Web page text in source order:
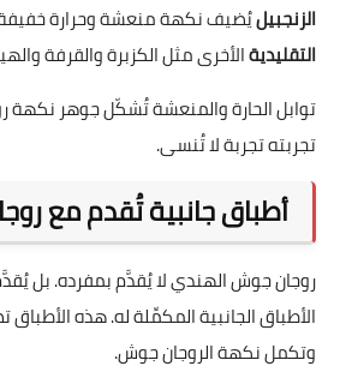
الزنجبيليُضيف نكهة منعشة وحرارة
التقليديةالأخرى مثل الكزبرة والقرفة
توابل الحارة والمنعشة تُشكّل جوهر
تجربته تجربة لا تُنسى.
أطباق جانبية تُقدم مع
روجان جوش الهندي لا يُقدَّم بمفرده. بل
الأطباق الجانبية المكمِّلة له. هذه
وتكمل نكهة الروجان جوش.